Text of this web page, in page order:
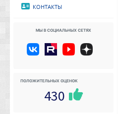
Контакты
Мы в социальных сетях
Положительных оценок
430